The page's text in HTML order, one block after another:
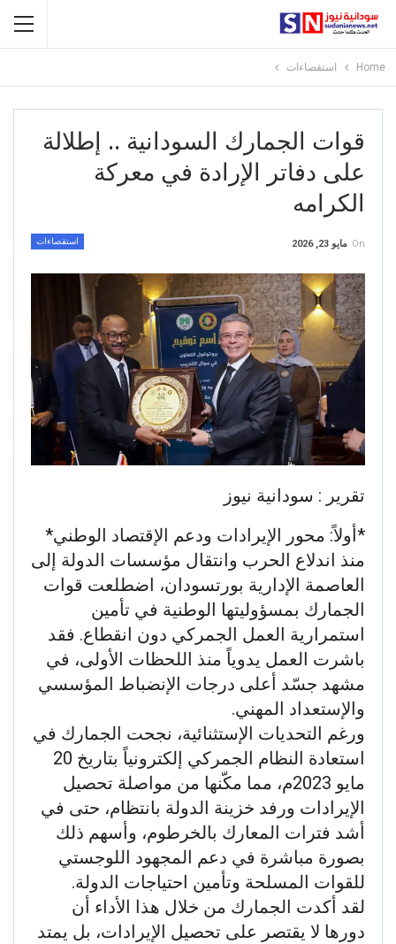
Home استقصاءات
قوات الجمارك السودانية .. إطلالة
على دفاتر الإرادة في معركة
الكرامه
استقصاءات On مايو 23, 2026
تقرير : سودانية نيوز
*أولاً: محور الإيرادات ودعم الإقتصاد الوطني*
منذ اندلاع الحرب وانتقال مؤسسات الدولة إلى
العاصمة الإدارية بورتسودان، اضطلعت قوات
الجمارك بمسؤوليتها الوطنية في تأمين
استمرارية العمل الجمركي دون انقطاع. فقد
باشرت العمل يدوياً منذ اللحظات الأولى، في
مشهد جسّد أعلى درجات الإنضباط المؤسسي
والإستعداد المهني.
ورغم التحديات الإستثنائية، نجحت الجمارك في
استعادة النظام الجمركي إلكترونياً بتاريخ 20
مايو 2023م، مما مكّنها من مواصلة تحصيل
الإيرادات ورفد خزينة الدولة بانتظام، حتى في
أشد فترات المعارك بالخرطوم، وأسهم ذلك
بصورة مباشرة في دعم المجهود اللوجستي
للقوات المسلحة وتأمين احتياجات الدولة.
لقد أكدت الجمارك من خلال هذا الأداء أن
دورها لا يقتصر على تحصيل الإيرادات، بل يمتد